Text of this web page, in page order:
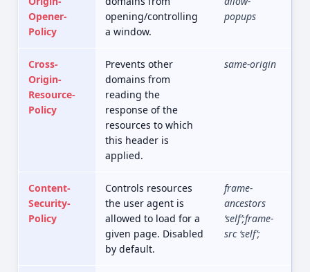
Opener-
Policy
opening/controlling
a window.
popups
Cross-
Origin-
Resource-
Policy
Prevents other
domains from
reading the
response of the
resources to which
this header is
applied.
same-origin
Content-
Security-
Policy
Controls resources
the user agent is
allowed to load for a
given page. Disabled
by default.
frame-
ancestors
‘self’;frame-
src ‘self’;